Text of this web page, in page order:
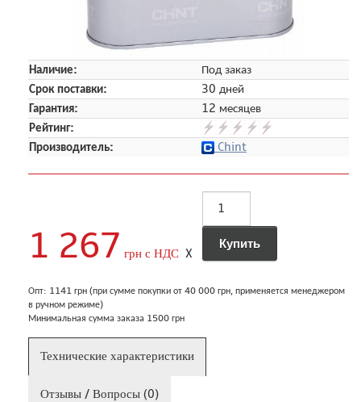
Наличие:
Под заказ
Срок поставки:
30 дней
Гарантия:
12 месяцев
Рейтинг:
Производитель:
Chint
1 267 грн с НДС X
Опт: 1141 грн (при сумме покупки от 40 000 грн, применяется менеджером
в ручном режиме)
Минимальная сумма заказа 1500 грн
Технические характеристики
Отзывы / Вопросы (0)